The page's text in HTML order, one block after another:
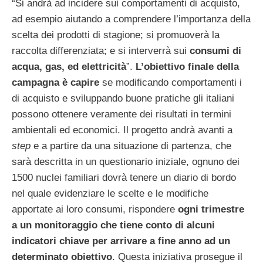
“Si andrà ad incidere sui comportamenti di acquisto,
ad esempio aiutando a comprendere l’importanza della
scelta dei prodotti di stagione; si promuoverà la
raccolta differenziata; e si interverrà sui consumi di
acqua, gas, ed elettricità”. L’obiettivo finale della
campagna è capire se modificando comportamenti i
di acquisto e sviluppando buone pratiche gli italiani
possono ottenere veramente dei risultati in termini
ambientali ed economici. Il progetto andrà avanti a
step e a partire da una situazione di partenza, che
sarà descritta in un questionario iniziale, ognuno dei
1500 nuclei familiari dovrà tenere un diario di bordo
nel quale evidenziare le scelte e le modifiche
apportate ai loro consumi, rispondere ogni trimestre
a un monitoraggio che tiene conto di alcuni
indicatori chiave per arrivare a fine anno ad un
determinato obiettivo. Questa iniziativa prosegue il